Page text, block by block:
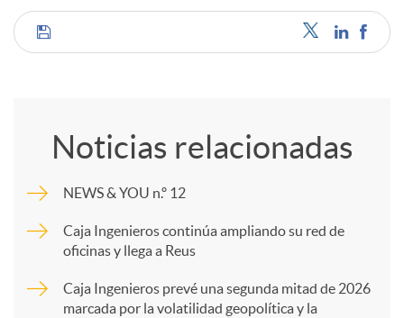
s
C
m
p
a
Noticias relacionadas
NEWS & YOU n.º 12
Caja Ingenieros continúa ampliando su red de
oficinas y llega a Reus
Caja Ingenieros prevé una segunda mitad de 2026
marcada por la volatilidad geopolítica y la